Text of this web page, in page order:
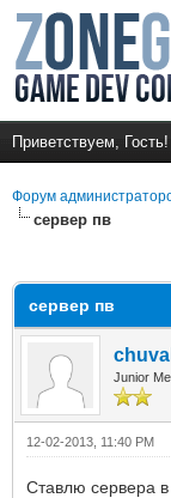
Приветствуем, Гость!
Форум
сервер пв
сервер пв
Junior
12-02-2013, 11:40 PM
Ставлю сервера